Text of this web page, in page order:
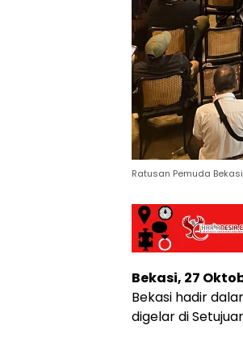
Ratusan Pemuda
Bekasi, 27
Bekasi hadir
digelar di